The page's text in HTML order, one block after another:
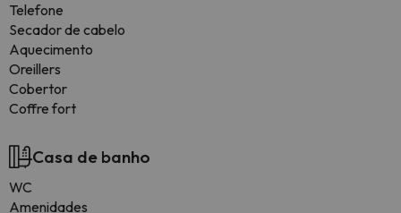
Telefone
Secador de cabelo
Aquecimento
Oreillers
Cobertor
Coffre fort
Casa de banho
WC
Amenidades